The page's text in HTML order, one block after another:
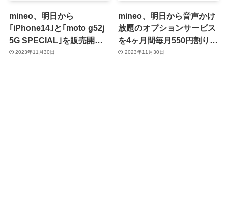
mineo、明日から
｢iPhone14｣と｢moto g52j
5G SPECIAL｣を販売開始 ｰ
｢iPhone 13｣は値下げ
2023年11月30日
mineo、明日から音声かけ
放題のオプションサービス
を4ヶ月間毎月550円割り引
くキャンペーンを開催 ｰ 12
2023年11月30日